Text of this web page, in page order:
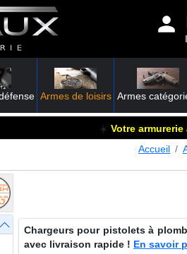
Armes de loisirs Armes
☀️ Votre
Accueil
Chargeurs pour pistolets à
avec livraison rapide ! En savoir